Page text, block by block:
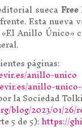
sueca
Esta
Anillo Único»
páginas:
anillo-unico
anillo-
la Sociedad
blog/2023/01/
5 de 5):https://